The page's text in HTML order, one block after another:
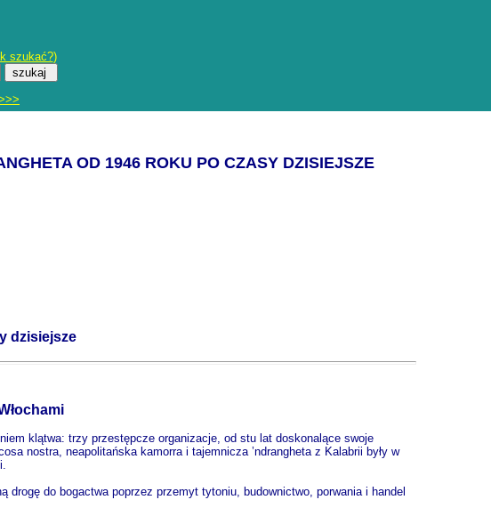
szukać?)
OD 1946 ROKU PO CZASY DZISIEJSZE
dzisiejsze
klątwa: trzy przestępcze organizacje, od stu lat doskonalące swoje
nostra, neapolitańska kamorra i tajemnicza ’ndrangheta z Kalabrii były w
drogę do bogactwa poprzez przemyt tytoniu, budownictwo, porwania i handel